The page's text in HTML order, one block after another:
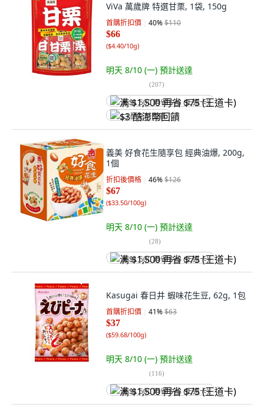
ViVa 萬歲牌 特選甘栗, 1袋, 150g
首購折扣價 40%$110
$66
($4.40/10g)
明天 8/10 (一) 預計送達
(207)
满 $1,500 再省 $75 (王道卡)
$3 酷澎幣回饋
義美 好食花生隨享包 經典油爆, 200g,
1個
折扣後價格 46%$126
$67
($33.50/100g)
明天 8/10 (一) 預計送達
(28)
满 $1,500 再省 $75 (王道卡)
Kasugai 春日井 蝦味花生豆, 62g, 1包
首購折扣價 41%$63
$37
($59.68/100g)
明天 8/10 (一) 預計送達
(116)
满 $1,500 再省 $75 (王道卡)